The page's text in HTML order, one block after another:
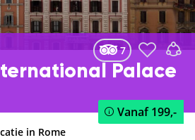
7
Palace
Vanaf199,-
in Rome